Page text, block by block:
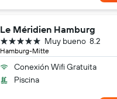
Le Méridien Hamburg
Hamburg-Mitte
8.2
Muy bueno
5 estrellas
Conexión Wifi Gratuita
Piscina